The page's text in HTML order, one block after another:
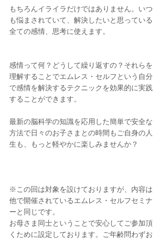
もちろんイライラだけではありません。いつ
も悩まされていて、解決したいと思っている
全ての感情、思考に使えます。
感情って何？どうして繰り返すの？それらを
理解することでエムレス・セルフという自分
で感情を解決するテクニックを効果的に実践
することができます。
最新の脳科学の知識を応用した簡単で安全な
方法で日々のお子さまとの時間もご自身の人
生も、もっと軽やかに楽しみませんか？
※この回は対象を設けておりますが、内容は
他で開催されているエムレス・セルフセミナ
ーと同じです。
お母さま同士ということで安心してご参加頂
くために設定しております。ご年齢問わずお